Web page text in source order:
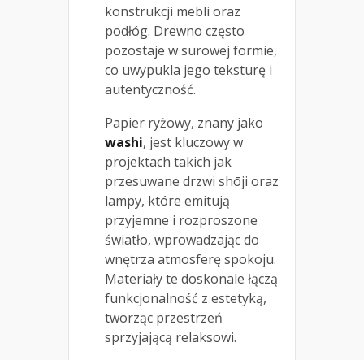
konstrukcji mebli oraz
podłóg. Drewno często
pozostaje w surowej formie,
co uwypukla jego teksturę i
autentyczność.
Papier ryżowy, znany jako
washi, jest kluczowy w
projektach takich jak
przesuwane drzwi shōji oraz
lampy, które emitują
przyjemne i rozproszone
światło, wprowadzając do
wnętrza atmosferę spokoju.
Materiały te doskonale łączą
funkcjonalność z estetyką,
tworząc przestrzeń
sprzyjającą relaksowi.